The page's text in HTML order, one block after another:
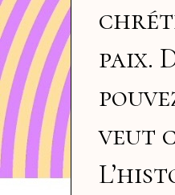
paix.
veut